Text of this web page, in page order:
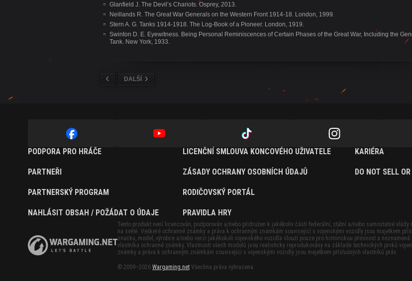
Glanfield J. The Devil’s Chariots. Osprey, 2013.
Neillands R. The Great War Generals on the Western Front 1914-18. London, 1999.
Stern A. G. Tanks 1914-1918. The Log-Book of a Pioneer. London, 1919.
Swinton D. E. Eyewitness. Being Personal Reminiscences of Certain Phases of the Great War, Including the
Tank. New York, 1933.
DALŠÍ
PODPORA PRO HRÁČE
PARTNEŘI
PARTNERSKÝ PROGRAM
NAHLÁSIT OBSAH / POŽÁDAT O ÚDAJE
LICENČNÍ SMLOUVA KONCOVÉHO UŽIVATELE
ZÁSADY OCHRANY OSOBNÍCH ÚDAJŮ
RODIČOVSKÝ PORTÁL
PRAVIDLA HRY
KARIÉRA
DO NOT SELL
Tento produkt není licencován, podporován a/nebo přidružen k jakékoliv části federální, státní a/nebo samostatné
na světě. Veškeré ochranné známky a práva k ochranným známkám související s vojenskými vozidly jsou majetkem
značku, model, výrobce a/nebo verzi jakéhokoli vojenského vozidla slouží pouze pro historickou přesnost a
vlastníka ochranné známky. Vlastnosti všech modelů jsou realisticky reprodukovány na základě technických prvků
známky a práva k ochranným známkám související s vojenskými vozidly jsou majetkem příslušných vlastníků práv.
© 2009–2026 Wargaming.net Všechna práva vyhrazena.